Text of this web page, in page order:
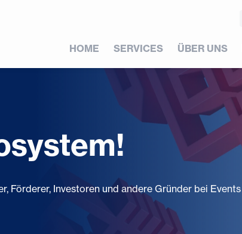
HOME SERVICES ÜBER UNS
Förderer, Investoren und andere Gründer bei Events